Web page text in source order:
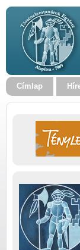
Címlap